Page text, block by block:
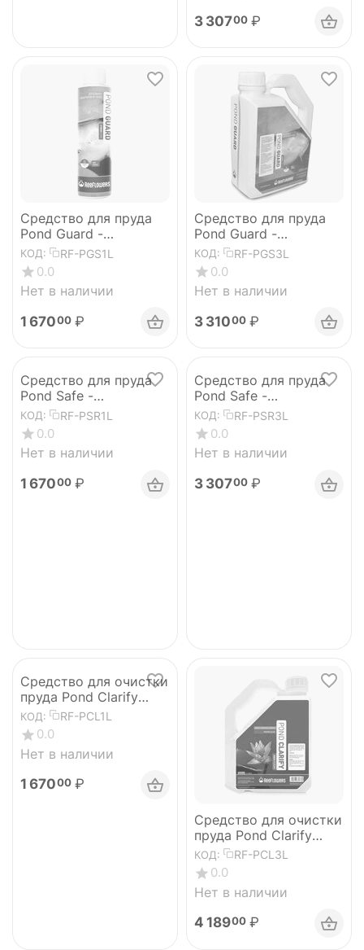
3 30700 ₽
Средство для пруда
Pond Guard -
StressCure
КОД: RF-PGS1L
0.0
Нет в наличии
1 67000 ₽
Средство для пруда
Pond Guard -
StressCure
КОД: RF-PGS3L
0.0
Нет в наличии
3 31000 ₽
Средство для пруда
Pond Safe -
RemAmmonia 1л
КОД: RF-PSR1L
0.0
Нет в наличии
1 67000 ₽
Средство для пруда
Pond Safe -
RemAmmonia 3л
КОД: RF-PSR3L
0.0
Нет в наличии
3 30700 ₽
Средство для очистки
пруда Pond Clarify
AquaClear 1л
КОД: RF-PCL1L
0.0
Нет в наличии
1 67000 ₽
Средство для очистки
пруда Pond Clarify
AquaClear 3л
КОД: RF-PCL3L
0.0
Нет в наличии
4 18900 ₽